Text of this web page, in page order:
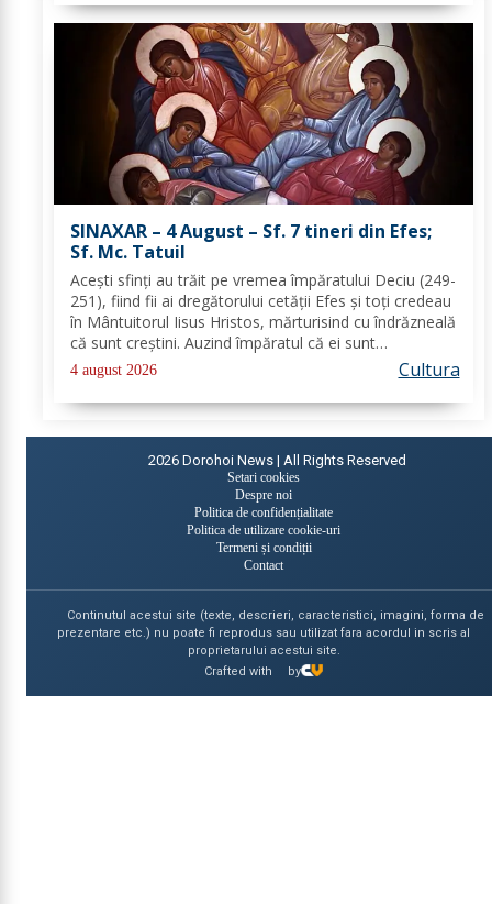
SINAXAR – 4 August – Sf. 7 tineri din Efes;
Sf. Mc. Tatuil
Aceşti sfinţi au trăit pe vremea împăratului Deciu (249-
251), fiind fii ai dregătorului cetăţii Efes şi toţi credeau
în Mântuitorul Iisus Hristos, mărturisind cu îndrăzneală
că sunt creştini. Auzind împăratul că ei sunt
mărturisitori ai lui Hristos, i-a chemat la judecată. În
faţa lui Deciu, cei...
4 august 2026 Cultura
2026 Dorohoi News | All Rights Reserved
Setari cookies
Despre noi
Politica de confidențialitate
Politica de utilizare cookie-uri
Termeni și condiții
Contact
Continutul acestui site (texte, descrieri, caracteristici, imagini, forma de
prezentare etc.) nu poate fi reprodus sau utilizat fara acordul in scris al
proprietarului acestui site.
Crafted with
by